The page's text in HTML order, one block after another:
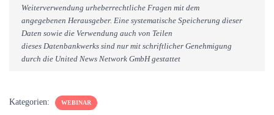
Weiterverwendung urheberrechtliche Fragen mit dem
angegebenen Herausgeber. Eine systematische Speicherung dieser
Daten sowie die Verwendung auch von Teilen
dieses Datenbankwerks sind nur mit schriftlicher Genehmigung
durch die United News Network GmbH gestattet
Kategorien: WEBINAR